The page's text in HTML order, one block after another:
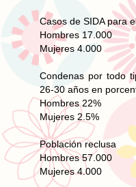
Casos de SIDA para
Hombres 17.000
Mujeres 4.000
Condenas por todo
26-30 años en
Hombres 22%
Mujeres 2.5%
Población reclusa
Hombres 57.000
Mujeres 4.000